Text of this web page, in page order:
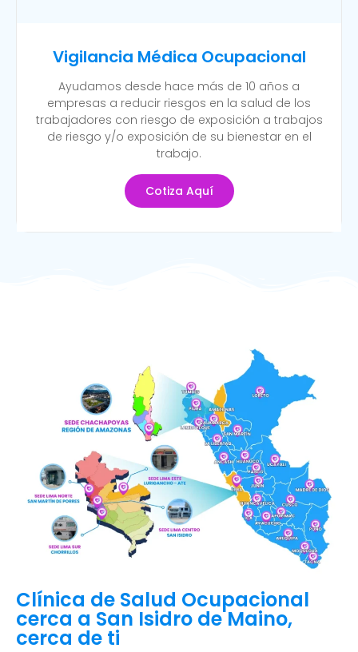
Vigilancia Médica Ocupacional
Ayudamos desde hace más de 10 años a
empresas a reducir riesgos en la salud de los
trabajadores con riesgo de exposición a trabajos
de riesgo y/o exposición de su bienestar en el
trabajo.
Cotiza Aquí
Clínica de Salud Ocupacional
cerca a San Isidro de Maino,
cerca de ti